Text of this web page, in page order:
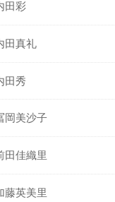
田彩
田真礼
田秀
岡美沙子
田佳織里
藤英美里